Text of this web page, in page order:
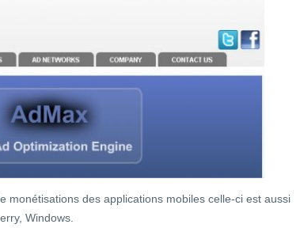
monétisations des applications mobiles celle-ci est aussi
Windows.